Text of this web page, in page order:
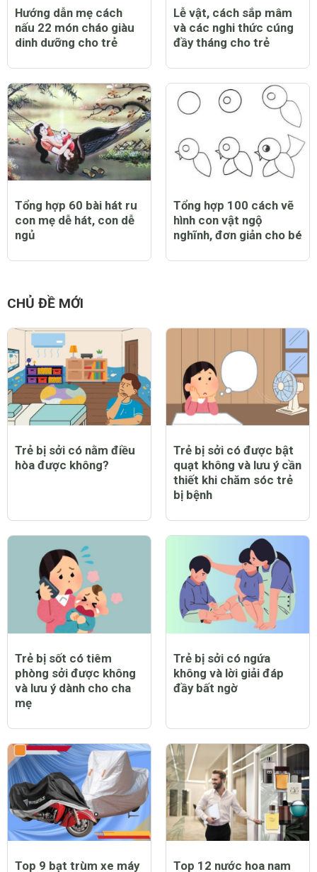
Hướng dẫn mẹ cách
nấu 22 món cháo giàu
dinh dưỡng cho trẻ
Lễ vật, cách sắp mâm
và các nghi thức cúng
đầy tháng cho trẻ
Tổng hợp 60 bài hát ru
con mẹ dễ hát, con dễ
ngủ
Tổng hợp 100 cách vẽ
hình con vật ngộ
nghĩnh, đơn giản cho bé
CHỦ ĐỀ MỚI
Trẻ bị sởi có nằm điều
hòa được không?
Trẻ bị sởi có được bật
quạt không và lưu ý cần
thiết khi chăm sóc trẻ
bị bệnh
Trẻ bị sốt có tiêm
phòng sởi được không
và lưu ý dành cho cha
mẹ
Trẻ bị sởi có ngứa
không và lời giải đáp
đầy bất ngờ
Top 9 bạt trùm xe máy
Top 12 nước hoa nam